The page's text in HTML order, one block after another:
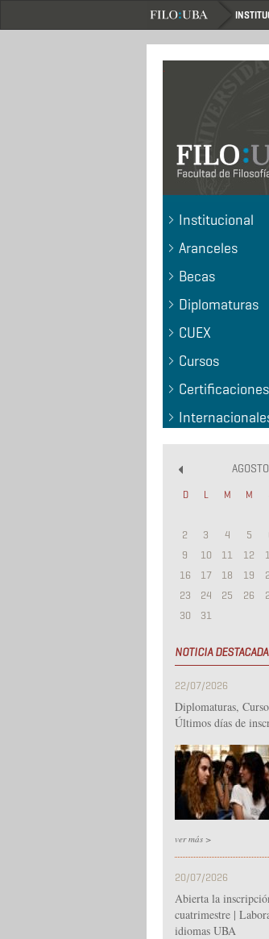
.
Institucional
Aranceles
Becas
Diplomaturas
CUEX
Cursos
Certificaciones
AGOSTO
D L M M
2
3 4 5
9
10 11 12
16
17 18 19
23
24 25 26
30
31
NOTICIA DESTACADA
22/07/2026
Diplomaturas,
Últimos días de
ver más >
20/07/2026
Abierta la
cuatrimestre |
idiomas UBA